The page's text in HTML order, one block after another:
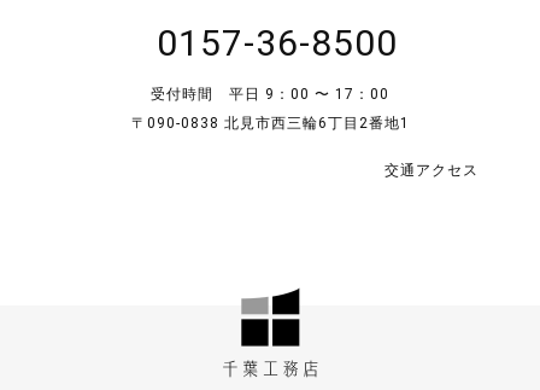
0157-36-8500
受付時間 平日 9：00 〜 17：00
〒090-0838 北見市西三輪6丁目2番地1
交通アクセス